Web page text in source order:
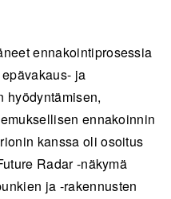
ennakointiprosessia
ja
hyödyntämisen,
ennakoinnin
kanssa oli osoitus
Radar -näkymä
ja -rakennusten